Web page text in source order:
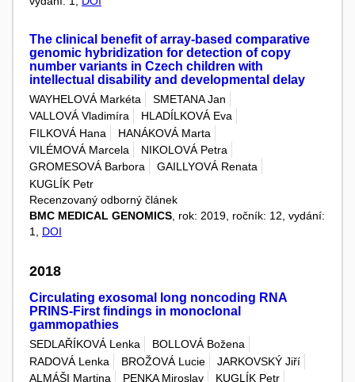
The clinical benefit of array-based comparative
genomic hybridization for detection of copy
number variants in Czech children with
intellectual disability and developmental delay
WAYHELOVÁ Markéta
SMETANA Jan
VALLOVÁ Vladimíra
HLADÍLKOVÁ Eva
FILKOVÁ Hana
HANÁKOVÁ Marta
VILÉMOVÁ Marcela
NIKOLOVÁ Petra
GROMESOVÁ Barbora
GAILLYOVÁ Renata
KUGLÍK Petr
Recenzovaný odborný článek
BMC MEDICAL GENOMICS , rok: 2019, ročník: 12, vydání:
1, DOI
2018
Circulating exosomal long noncoding RNA
PRINS-First findings in monoclonal
gammopathies
SEDLAŘÍKOVÁ Lenka
BOLLOVÁ Božena
RADOVÁ Lenka
BROŽOVÁ Lucie
JARKOVSKÝ Jiří
ALMÁŠI Martina
PENKA Miroslav
KUGLÍK Petr